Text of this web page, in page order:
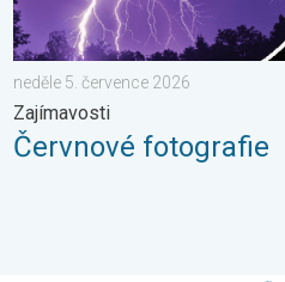
neděle 5. července 2026
Zajímavosti
Červnové fotografie